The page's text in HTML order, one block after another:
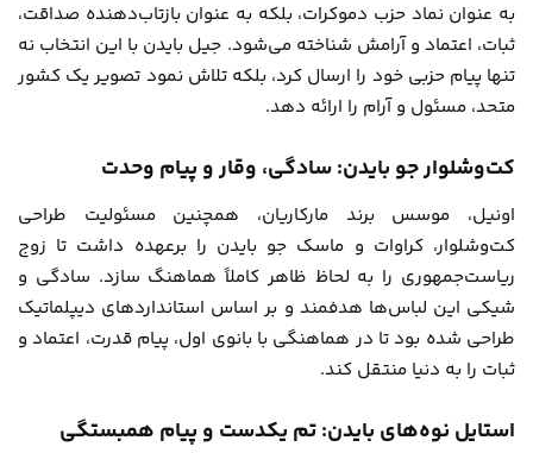
به عنوان نماد حزب دموکرات، بلکه به عنوان بازتاب‌دهنده صداقت،
ثبات، اعتماد و آرامش شناخته می‌شود. جیل بایدن با این انتخاب نه
تنها پیام حزبی خود را ارسال کرد، بلکه تلاش نمود تصویر یک کشور
متحد، مسئول و آرام را ارائه دهد.
کت‌وشلوار جو بایدن: سادگی، وقار و پیام وحدت
اونیل، موسس برند مارکاریان، همچنین مسئولیت طراحی
کت‌وشلوار، کراوات و ماسک جو بایدن را برعهده داشت تا زوج
ریاست‌جمهوری را به لحاظ ظاهر کاملاً هماهنگ سازد. سادگی و
شیکی این لباس‌ها هدفمند و بر اساس استانداردهای دیپلماتیک
طراحی شده بود تا در هماهنگی با بانوی اول، پیام قدرت، اعتماد و
ثبات را به دنیا منتقل کند.
استایل نوه‌های بایدن: تم یکدست و پیام همبستگی